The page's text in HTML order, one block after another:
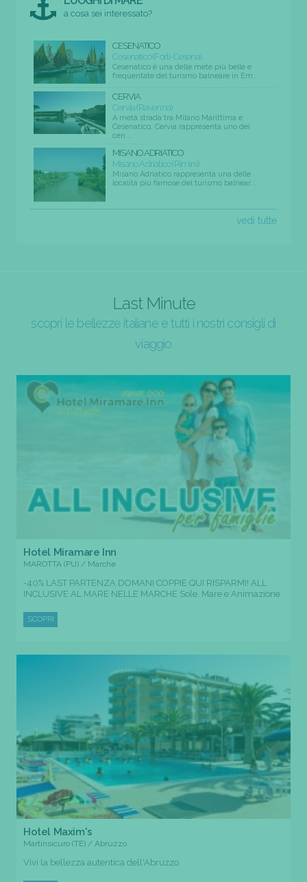
a cosa sei interessato?
CESENATICO
Cesenatico (Forli-Cesena)
Cesenatico è una delle mete più belle e
frequentate del turismo balneare in Em...
CERVIA
Cervia (Ravenna)
A metà strada tra Milano Marittima e
Cesenatico, Cervia rappresenta uno dei
cen...
MISANO ADRIATICO
Misano Adriatico (Rimini)
Misano Adriatico rappresenta una delle
località più famose del turismo balnear...
vedi tutte
Last Minute
scopri le bellezze italiane e tutti i nostri consigli di
viaggio
Hotel Miramare Inn
MAROTTA (PU) / Marche
-40% LAST PARTENZA DOMANI COPPIE QUI RISPARMI! ALL
INCLUSIVE AL MARE NELLE MARCHE Sole, Mare e Animazione
SCOPRI
Hotel Maxim's
Martinsicuro (TE) / Abruzzo
Vivi la bellezza autentica dell'Abruzzo